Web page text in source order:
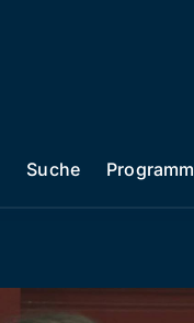
Suche Programm